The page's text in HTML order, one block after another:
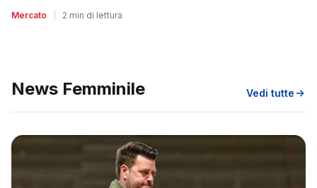
Mercato 2 min di lettura
News Femminile Vedi tutte